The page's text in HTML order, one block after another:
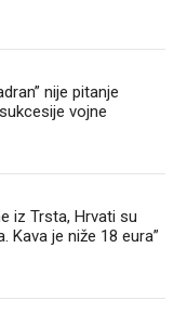
nije pitanje
vojne
iz Trsta, Hrvati su
Kava je niže 18 eura”